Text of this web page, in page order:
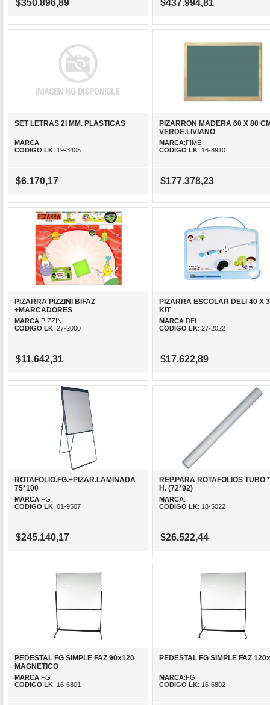
$350.896,89 $437.994,81
SET LETRAS 2I MM. PLASTICAS
MARCA:
CODIGO LK: 19-3405
$6.170,17
PIZARRON MADERA 60 X 80
VERDE.LIVIANO
MARCA:FIME
CODIGO LK: 16-8910
$177.378,23
PIZARRA PIZZINI BIFAZ
+MARCADORES
MARCA:PIZZINI
CODIGO LK: 27-2000
$11.642,31
PIZARRA ESCOLAR DELI 40 X
KIT
MARCA:DELI
CODIGO LK: 27-2022
$17.622,89
ROTAFOLIO.FG.+PIZAR.LAMINADA
75*100
MARCA:FG
CODIGO LK: 01-9507
$245.140,17
REP.PARA ROTAFOLIOS TUBO
H. (72*92)
MARCA:
CODIGO LK: 18-5022
$26.522,44
PEDESTAL FG SIMPLE FAZ 90x120
MAGNETICO
MARCA:FG
CODIGO LK: 16-6801
PEDESTAL FG SIMPLE FAZ
MARCA:FG
CODIGO LK: 16-6802